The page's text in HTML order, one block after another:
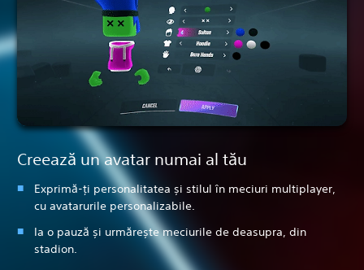
Creează un avatar numai al tău
Exprimă-ți personalitatea și stilul în meciuri multiplayer,
cu avatarurile personalizabile.
Ia o pauză și urmărește meciurile de deasupra, din
stadion.